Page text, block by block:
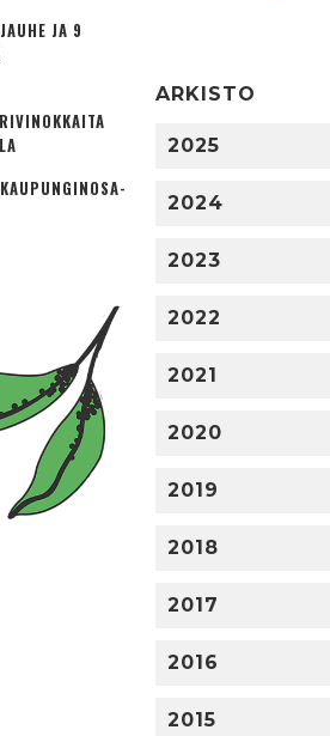
JA 9
ARKISTO
2025
2024
2023
2022
2021
2020
2019
2018
2017
2016
2015